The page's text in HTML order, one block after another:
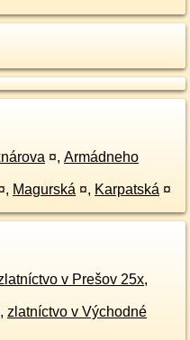
¤, Armádneho
, Magurská ¤, Karpatská ¤
v Prešov 25x,
, zlatníctvo v Východné